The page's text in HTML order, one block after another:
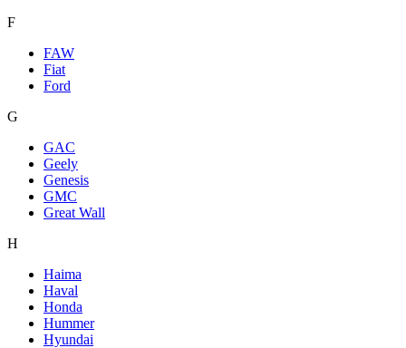
F
FAW
Fiat
Ford
G
GAC
Geely
Genesis
GMC
Great Wall
H
Haima
Haval
Honda
Hummer
Hyundai